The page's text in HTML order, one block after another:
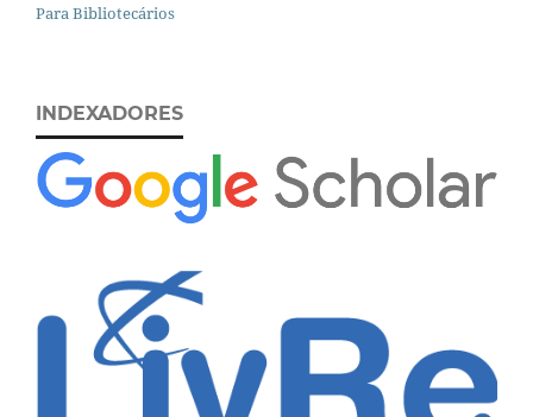
Para Bibliotecários
INDEXADORES